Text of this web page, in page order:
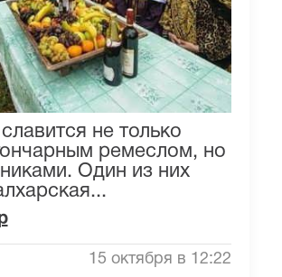
не только
ремеслом, но
Один из них
15 октября в 12:22